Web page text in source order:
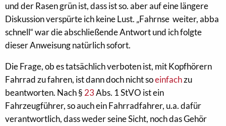
und der Rasen grün ist, dass ist so. aber auf eine längere
Diskussion verspürte ich keine Lust. „Fahrnse weiter, abba
schnell“ war die abschließende Antwort und ich folgte
dieser Anweisung natürlich sofort.
Die Frage, ob es tatsächlich verboten ist, mit Kopfhörern
Fahrrad zu fahren, ist dann doch nicht soeinfachzu
beantworten. Nach § 23Abs. 1 StVO ist ein
Fahrzeugführer, so auch ein Fahrradfahrer, u.a. dafür
verantwortlich, dass weder seine Sicht, noch das Gehör